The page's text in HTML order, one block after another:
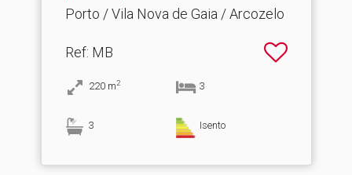
Porto / Vila Nova de Gaia / Arcozelo
Ref: MB
220 m2 3
3 Isento